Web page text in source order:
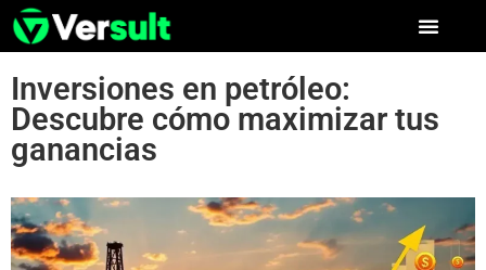
Inversiones en petróleo:
Descubre cómo maximizar tus
ganancias